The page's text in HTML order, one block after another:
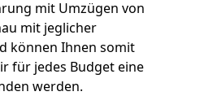
mit Umzügen von
mit jeglicher
können Ihnen somit
für jedes Budget eine
werden.